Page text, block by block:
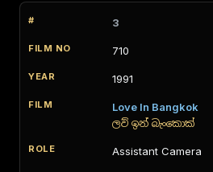
3
710
1991
Love In Bangkok
ලව් ඉන් බැංකොක්
Assistant Camera